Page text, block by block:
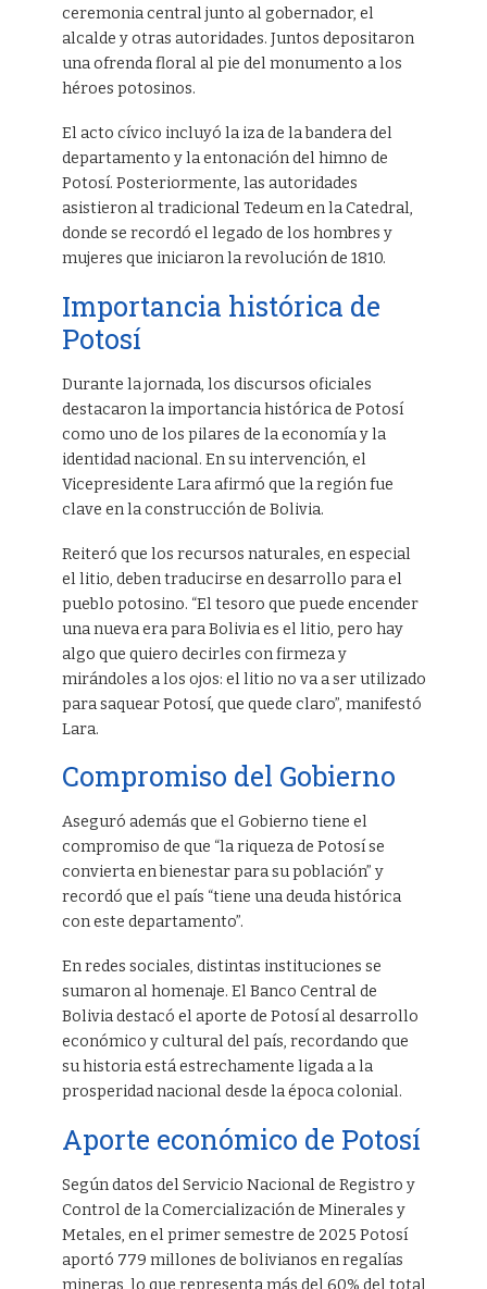
ceremonia central junto al gobernador, el
alcalde y otras autoridades. Juntos depositaron
una ofrenda floral al pie del monumento a los
héroes potosinos.
El acto cívico incluyó la iza de la bandera del
departamento y la entonación del himno de
Potosí. Posteriormente, las autoridades
asistieron al tradicional Tedeum en la Catedral,
donde se recordó el legado de los hombres y
mujeres que iniciaron la revolución de 1810.
Importancia histórica de
Potosí
Durante la jornada, los discursos oficiales
destacaron la importancia histórica de Potosí
como uno de los pilares de la economía y la
identidad nacional. En su intervención, el
Vicepresidente Lara afirmó que la región fue
clave en la construcción de Bolivia.
Reiteró que los recursos naturales, en especial
el litio, deben traducirse en desarrollo para el
pueblo potosino. “El tesoro que puede encender
una nueva era para Bolivia es el litio, pero hay
algo que quiero decirles con firmeza y
mirándoles a los ojos: el litio no va a ser utilizado
para saquear Potosí, que quede claro”, manifestó
Lara.
Compromiso del Gobierno
Aseguró además que el Gobierno tiene el
compromiso de que “la riqueza de Potosí se
convierta en bienestar para su población” y
recordó que el país “tiene una deuda histórica
con este departamento”.
En redes sociales, distintas instituciones se
sumaron al homenaje. El Banco Central de
Bolivia destacó el aporte de Potosí al desarrollo
económico y cultural del país, recordando que
su historia está estrechamente ligada a la
prosperidad nacional desde la época colonial.
Aporte económico de Potosí
Según datos del Servicio Nacional de Registro y
Control de la Comercialización de Minerales y
Metales, en el primer semestre de 2025 Potosí
aportó 779 millones de bolivianos en regalías